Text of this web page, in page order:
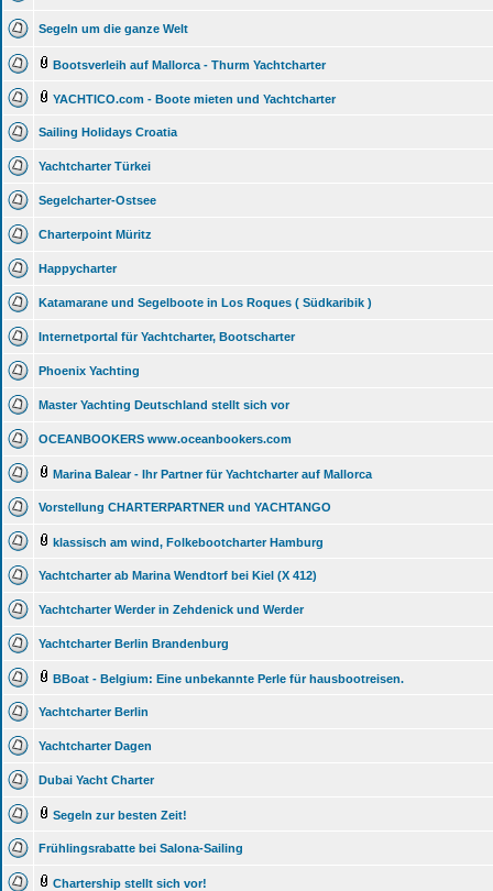
Segeln um die ganze Welt
Bootsverleih auf Mallorca - Thurm Yachtcharter
YACHTICO.com - Boote mieten und Yachtcharter
Sailing Holidays Croatia
Yachtcharter Türkei
Segelcharter-Ostsee
Charterpoint Müritz
Happycharter
Katamarane und Segelboote in Los Roques ( Südkaribik )
Internetportal für Yachtcharter, Bootscharter
Phoenix Yachting
Master Yachting Deutschland stellt sich vor
OCEANBOOKERS www.oceanbookers.com
Marina Balear - Ihr Partner für Yachtcharter auf Mallorca
Vorstellung CHARTERPARTNER und YACHTANGO
klassisch am wind, Folkebootcharter Hamburg
Yachtcharter ab Marina Wendtorf bei Kiel (X 412)
Yachtcharter Werder in Zehdenick und Werder
Yachtcharter Berlin Brandenburg
BBoat - Belgium: Eine unbekannte Perle für hausbootreisen.
Yachtcharter Berlin
Yachtcharter Dagen
Dubai Yacht Charter
Segeln zur besten Zeit!
Frühlingsrabatte bei Salona-Sailing
Chartership stellt sich vor!